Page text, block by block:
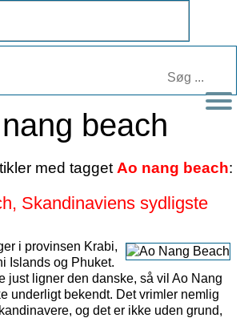
beach
med tagget Ao nang beach:
Skandinaviens sydligste
i provinsen Krabi,
Islands og Phuket.
just ligner den danske, så vil Ao Nang
underligt bekendt. Det vrimler nemlig
og det er ikke uden grund,